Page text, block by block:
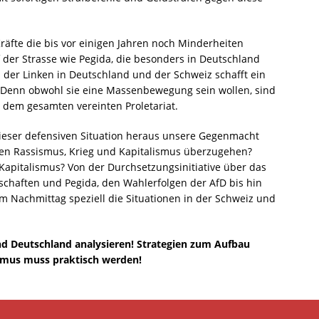
die bis vor einigen Jahren noch Minderheiten
Strasse wie Pegida, die besonders in Deutschland
Linken in Deutschland und der Schweiz schafft ein
obwohl sie eine Massenbewegung sein wollen, sind
gesamten vereinten Proletariat.
defensiven Situation heraus unsere Gegenmacht
Rassismus, Krieg und Kapitalismus überzugehen?
Von der Durchsetzungsinitiative über das
und Pegida, den Wahlerfolgen der AfD bis hin
Nachmittag speziell die Situationen in der Schweiz und
Deutschland analysieren! Strategien zum Aufbau
muss praktisch werden!